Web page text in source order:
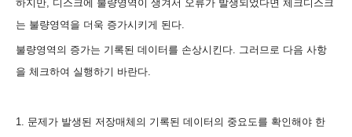
하지만, 디스크에 불량영역이 생겨서 오류가 발생되었다면 체크디스크
는 불량영역을 더욱 증가시키게 된다.
불량영역의 증가는 기록된 데이터를 손상시킨다. 그러므로 다음 사항
을 체크하여 실행하기 바란다.
1. 문제가 발생된 저장매체의 기록된 데이터의 중요도를 확인해야 한